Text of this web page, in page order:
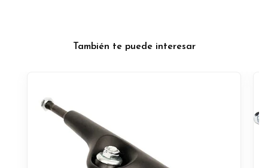
También te puede interesar